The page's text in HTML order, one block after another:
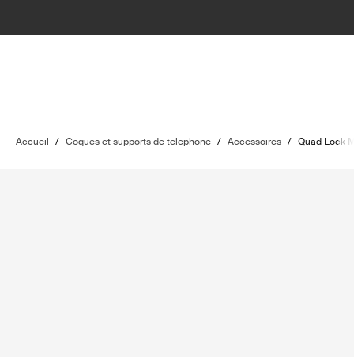
Accueil / Coques et supports de téléphone / Accessoires / Quad Lock